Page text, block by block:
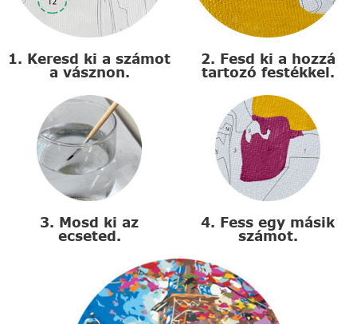
1. Keresd ki a számot
a vásznon.
2. Fesd ki a hozzá
tartozó festékkel.
3. Mosd ki az
ecseted.
4. Fess egy másik
számot.